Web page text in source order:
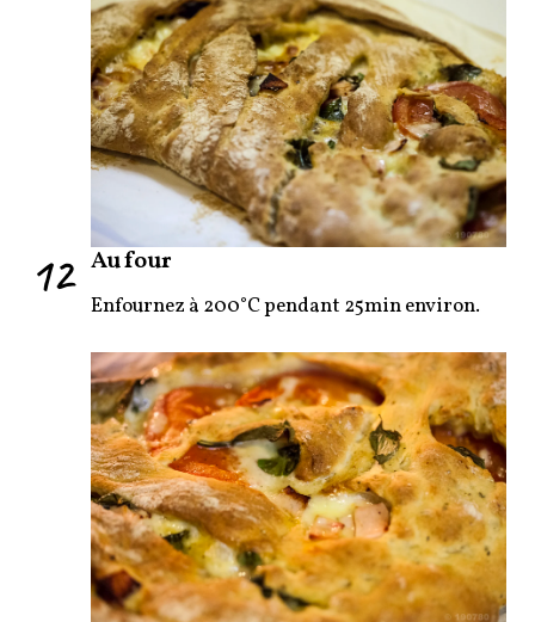
12 Au four
Enfournez à 200°C pendant 25min environ.